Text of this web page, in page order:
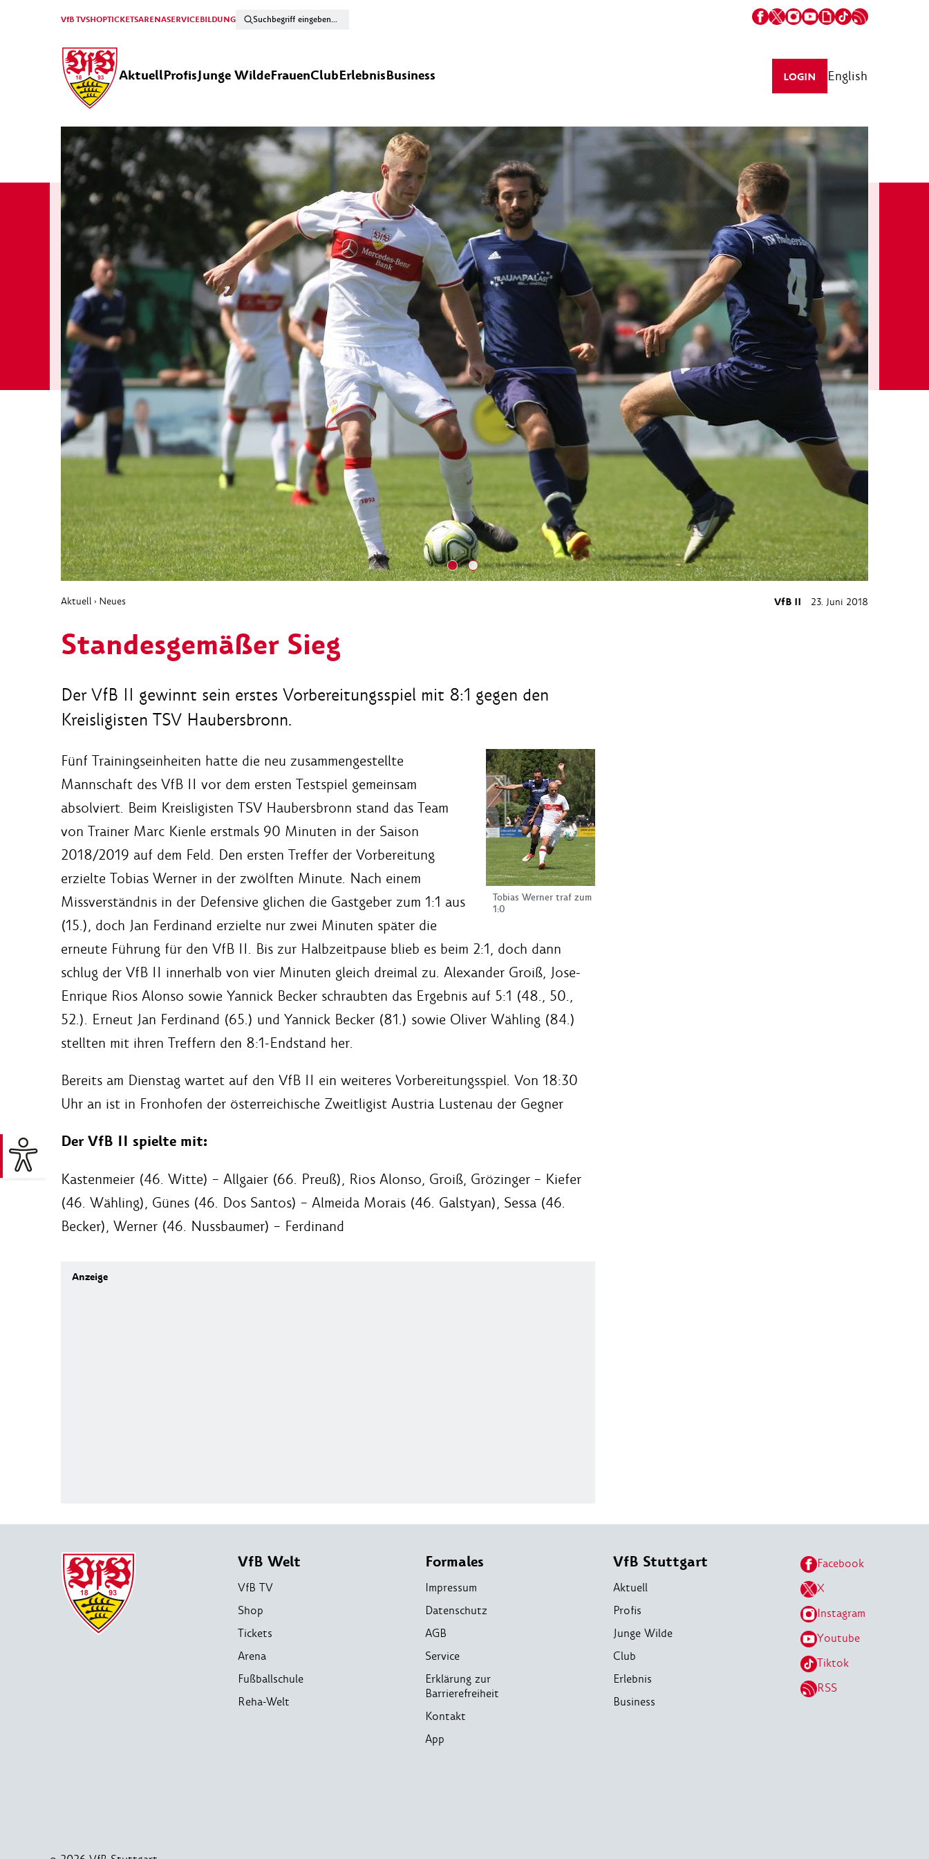
VfB TVSHOPTICKETSARENASERVICEBILDUNG
AktuellProfisJunge WildeFrauenClubErlebnisBusiness LOGIN English
Aktuell › Neues VfB II 23. Juni 2018
Standesgemäßer Sieg
Der VfB II gewinnt sein erstes Vorbereitungsspiel mit 8:1 gegen den
Kreisligisten TSV Haubersbronn.
Tobias Werner traf zum
1:0
Fünf Trainingseinheiten hatte die neu zusammengestellte
Mannschaft des VfB II vor dem ersten Testspiel gemeinsam
absolviert. Beim Kreisligisten TSV Haubersbronn stand das Team
von Trainer Marc Kienle erstmals 90 Minuten in der Saison
2018/2019 auf dem Feld. Den ersten Treffer der Vorbereitung
erzielte Tobias Werner in der zwölften Minute. Nach einem
Missverständnis in der Defensive glichen die Gastgeber zum 1:1 aus
(15.), doch Jan Ferdinand erzielte nur zwei Minuten später die
erneute Führung für den VfB II. Bis zur Halbzeitpause blieb es beim 2:1, doch dann
schlug der VfB II innerhalb von vier Minuten gleich dreimal zu. Alexander Groiß, Jose-
Enrique Rios Alonso sowie Yannick Becker schraubten das Ergebnis auf 5:1 (48., 50.,
52.). Erneut Jan Ferdinand (65.) und Yannick Becker (81.) sowie Oliver Wähling (84.)
stellten mit ihren Treffern den 8:1-Endstand her.
Bereits am Dienstag wartet auf den VfB II ein weiteres Vorbereitungsspiel. Von 18:30
Uhr an ist in Fronhofen der österreichische Zweitligist Austria Lustenau der Gegner
Der VfB II spielte mit:
Kastenmeier (46. Witte) – Allgaier (66. Preuß), Rios Alonso, Groiß, Grözinger – Kiefer
(46. Wähling), Günes (46. Dos Santos) – Almeida Morais (46. Galstyan), Sessa (46.
Becker), Werner (46. Nussbaumer) – Ferdinand
VfB Welt
VfB TV
Shop
Tickets
Arena
Fußballschule
Reha-Welt
Formales
Impressum
Datenschutz
AGB
Service
Erklärung zur
Barrierefreiheit
Kontakt
App
VfB Stuttgart
Aktuell
Profis
Junge Wilde
Club
Erlebnis
Business
Facebook
X
Instagram
Youtube
Tiktok
RSS